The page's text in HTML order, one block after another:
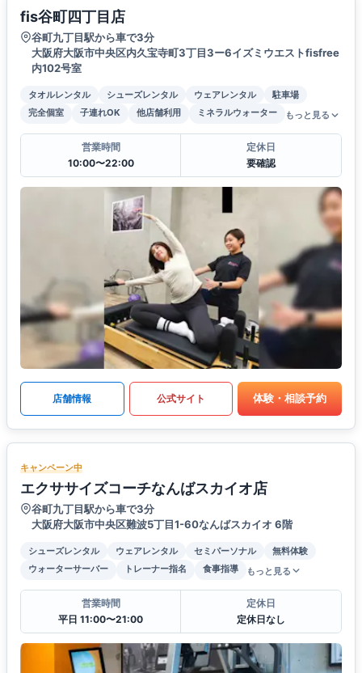
fis谷町四丁目店
谷町九丁目駅から車で3分
大阪府大阪市中央区内久宝寺町3丁目3ー6イズミウエストfisfree
内102号室
タオルレンタル シューズレンタル ウェアレンタル
駐車場
完全個室
子連れOK 他店舗利用 ミネラルウォーター もっと見る
営業時間
10:00〜22:00
定休日
要確認
店舗情報 公式サイト 体験・相談予約
キャンペーン中
エクササイズコーチなんばスカイオ店
谷町九丁目駅から車で3分
大阪府大阪市中央区難波5丁目1-60なんばスカイオ 6階
シューズレンタル ウェアレンタル セミパーソナル
無料体験
ウォーターサーバー
トレーナー指名 食事指導 もっと見る
営業時間
平日 11:00〜21:00
定休日
定休日なし